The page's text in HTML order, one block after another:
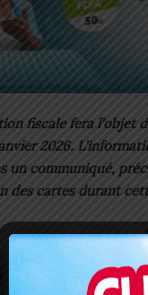
fiscale fera l’objet
2026.
un communiqué,
des cartes durant